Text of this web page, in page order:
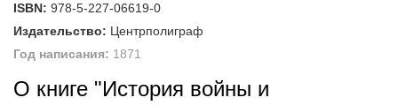
ISBN: 978-5-227-06619-0
Издательство: Центрполиграф
Год написания: 1871
О книге "История войны и